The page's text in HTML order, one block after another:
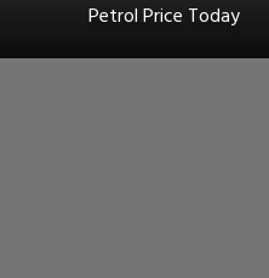
Petrol Price Today